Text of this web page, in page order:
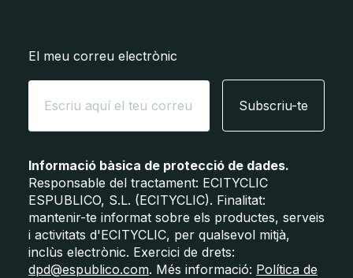
El meu correu electrònic
Subscriu-te
Informació bàsica de protecció de dades.
Responsable del tractament: ECITYCLIC
ESPUBLICO, S.L. (ECITYCLIC). Finalitat:
mantenir-te informat sobre els productes, serveis
i activitats d'ECITYCLIC, per qualsevol mitjà,
inclùs electrònic. Exercici de drets:
dpd@espublico.com. Més informació: Política de